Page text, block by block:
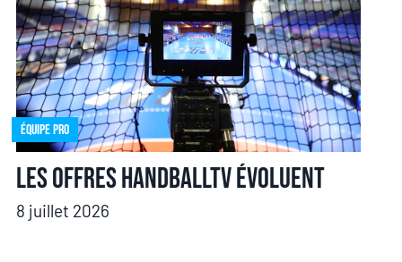
Équipe pro
Les offres HandballTV évoluent
8 juillet 2026